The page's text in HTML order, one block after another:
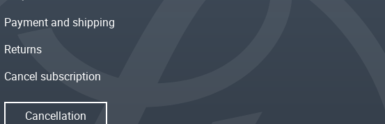
Payment and shipping
Returns
Cancel subscription
Cancellation